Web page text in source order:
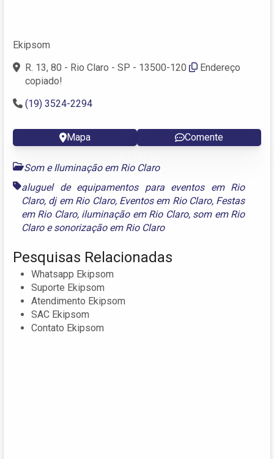
Ekipsom
R. 13, 80 - Rio Claro - SP - 13500-120
Endereço
copiado!
(19) 3524-2294
Mapa Comente
Som e Iluminação em Rio Claro
aluguel de equipamentos para eventos em Rio
Claro, dj em Rio Claro, Eventos em Rio Claro, Festas
em Rio Claro, iluminação em Rio Claro, som em Rio
Claroesonorização em Rio Claro
Pesquisas Relacionadas
Whatsapp Ekipsom
Suporte Ekipsom
Atendimento Ekipsom
SAC Ekipsom
Contato Ekipsom